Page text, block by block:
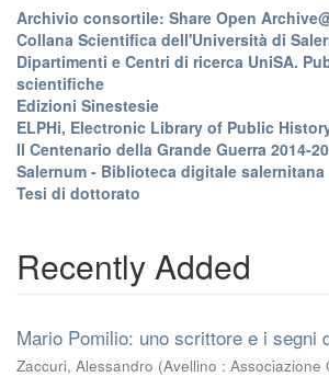
Archivio consortile: Share Open
Collana Scientifica dell'Università di
Dipartimenti e Centri di ricerca UniSA.
scientifiche
Edizioni Sinestesie
ELPHi, Electronic Library of Public
Il Centenario della Grande Guerra 2014-
Salernum - Biblioteca digitale salernitana
Tesi di dottorato
Recently Added
Mario Pomilio: uno scrittore e i segni
Zaccuri, Alessandro (Avellino : Associazione